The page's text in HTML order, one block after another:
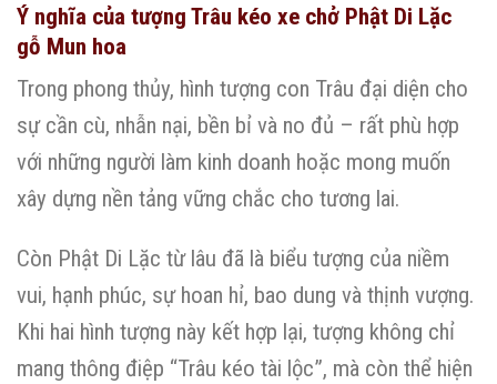
Ý nghĩa của tượng Trâu kéo xe chở Phật Di Lặc
gỗ Mun hoa
Trong phong thủy, hình tượng con Trâu đại diện cho
sự cần cù, nhẫn nại, bền bỉ và no đủ – rất phù hợp
với những người làm kinh doanh hoặc mong muốn
xây dựng nền tảng vững chắc cho tương lai.
Còn Phật Di Lặc từ lâu đã là biểu tượng của niềm
vui, hạnh phúc, sự hoan hỉ, bao dung và thịnh vượng.
Khi hai hình tượng này kết hợp lại, tượng không chỉ
mang thông điệp “Trâu kéo tài lộc”, mà còn thể hiện